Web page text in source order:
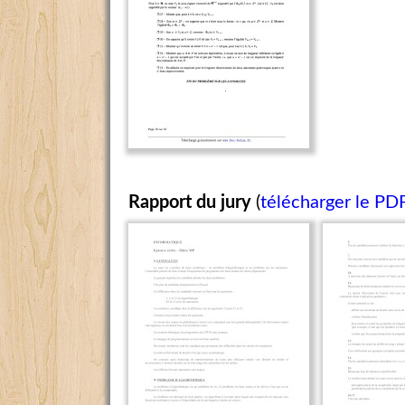
Rapport du jury (télécharger le